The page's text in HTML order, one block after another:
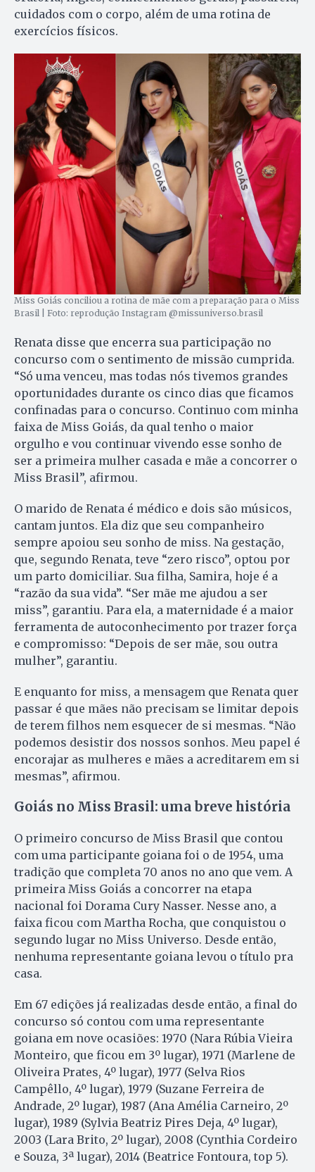
cuidados com o corpo, além de uma rotina de
exercícios físicos.
Miss Goiás conciliou a rotina de mãe com a preparação para o Miss
Brasil | Foto: reprodução Instagram @missuniverso.brasil
Renata disse que encerra sua participação no
concurso com o sentimento de missão cumprida.
“Só uma venceu, mas todas nós tivemos grandes
oportunidades durante os cinco dias que ficamos
confinadas para o concurso. Continuo com minha
faixa de Miss Goiás, da qual tenho o maior
orgulho e vou continuar vivendo esse sonho de
ser a primeira mulher casada e mãe a concorrer o
Miss Brasil”, afirmou.
O marido de Renata é médico e dois são músicos,
cantam juntos. Ela diz que seu companheiro
sempre apoiou seu sonho de miss. Na gestação,
que, segundo Renata, teve “zero risco”, optou por
um parto domiciliar. Sua filha, Samira, hoje é a
“razão da sua vida”. “Ser mãe me ajudou a ser
miss”, garantiu. Para ela, a maternidade é a maior
ferramenta de autoconhecimento por trazer força
e compromisso: “Depois de ser mãe, sou outra
mulher”, garantiu.
E enquanto for miss, a mensagem que Renata quer
passar é que mães não precisam se limitar depois
de terem filhos nem esquecer de si mesmas. “Não
podemos desistir dos nossos sonhos. Meu papel é
encorajar as mulheres e mães a acreditarem em si
mesmas”, afirmou.
Goiás no Miss Brasil: uma breve história
O primeiro concurso de Miss Brasil que contou
com uma participante goiana foi o de 1954, uma
tradição que completa 70 anos no ano que vem. A
primeira Miss Goiás a concorrer na etapa
nacional foi Dorama Cury Nasser. Nesse ano, a
faixa ficou com Martha Rocha, que conquistou o
segundo lugar no Miss Universo. Desde então,
nenhuma representante goiana levou o título pra
casa.
Em 67 edições já realizadas desde então, a final do
concurso só contou com uma representante
goiana em nove ocasiões: 1970 (Nara Rúbia Vieira
Monteiro, que ficou em 3º lugar), 1971 (Marlene de
Oliveira Prates, 4º lugar), 1977 (Selva Rios
Campêllo, 4º lugar), 1979 (Suzane Ferreira de
Andrade, 2º lugar), 1987 (Ana Amélia Carneiro, 2º
lugar), 1989 (Sylvia Beatriz Pires Deja, 4º lugar),
2003 (Lara Brito, 2º lugar), 2008 (Cynthia Cordeiro
e Souza, 3ª lugar), 2014 (Beatrice Fontoura, top 5).